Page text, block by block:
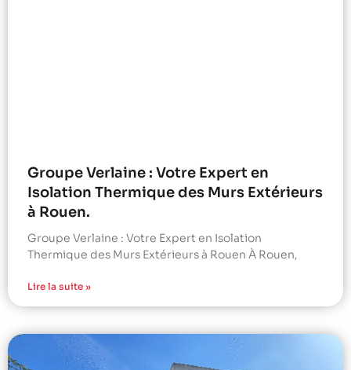
Groupe Verlaine : Votre Expert en
Isolation Thermique des Murs Extérieurs
à Rouen.
Groupe Verlaine : Votre Expert en Isolation
Thermique des Murs Extérieurs à Rouen À Rouen,
Lire la suite »